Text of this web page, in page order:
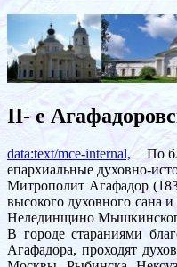
II- e
data:text/mce-internal, По
епархиальные духовно-
Митрополит Агафадор
высокого духовного сана
Нелединщино
В городе стараниями
Агафадора, проходят